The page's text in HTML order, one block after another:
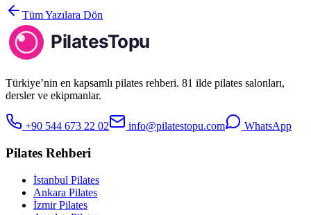
Tüm Yazılara Dön
Türkiye’nin en kapsamlı pilates rehberi. 81 ilde pilates salonları,
dersler ve ekipmanlar.
+90 544 673 22 02 info@pilatestopu.com WhatsApp
Pilates Rehberi
İstanbul Pilates
Ankara Pilates
İzmir Pilates